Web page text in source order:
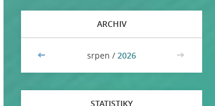
ARCHIV
<< srpen / 2026 >>
STATISTIKY